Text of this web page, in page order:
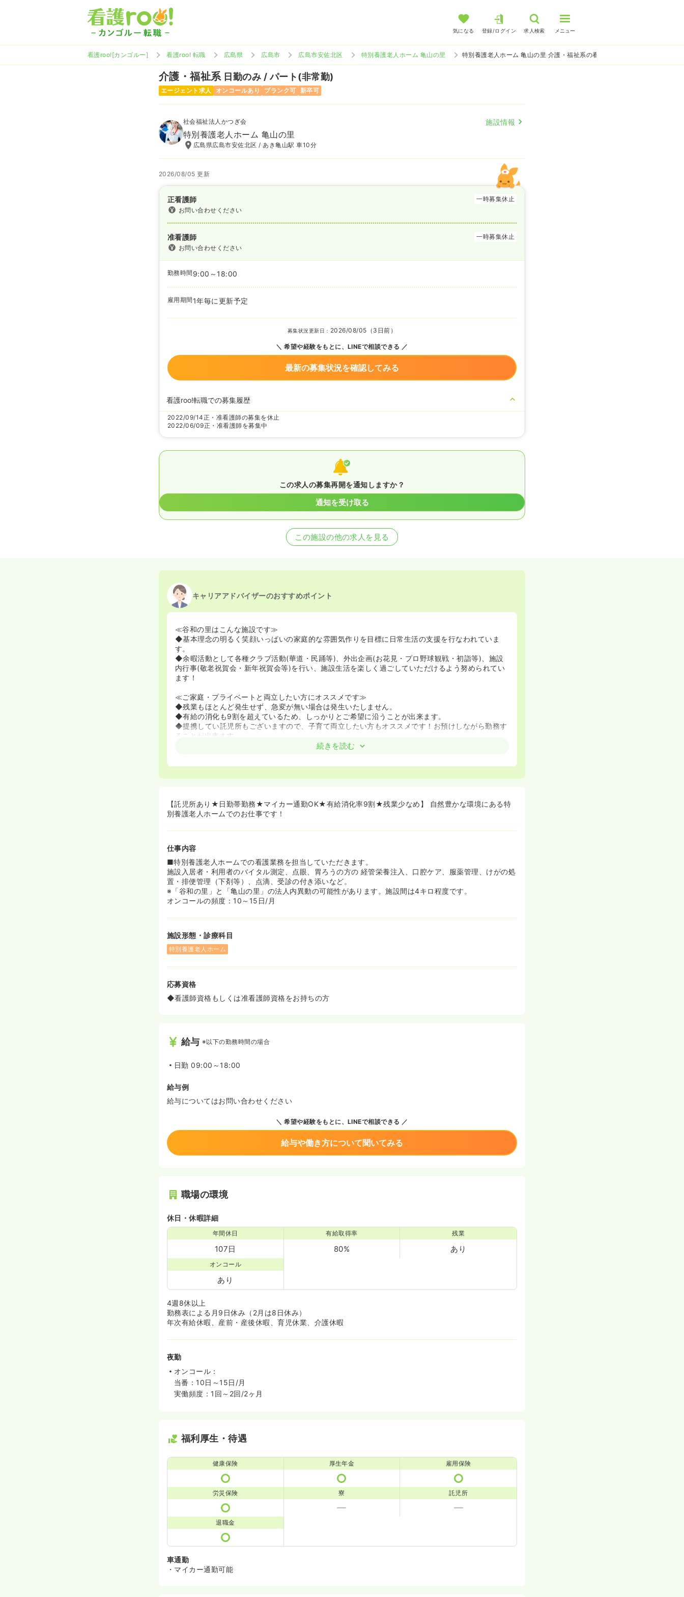
気になる 登録/ログイン 求人検索 メニュー
看護roo![カンゴルー] 看護roo! 転職 広島県 広島市 広島市安佐北区 特別養護老人ホーム 亀山の里 特別養護老人ホーム 亀山の里 介護・福祉系の看護師求人
介護・福祉系 日勤のみ / パート(非常勤)
エージェント求人 オンコールあり ブランク可 新卒可
社会福祉法人かつぎ会 施設情報
特別養護老人ホーム 亀山の里
広島県広島市安佐北区 / あき亀山駅 車10分
2026/08/05 更新
正看護師
一時募集休止
お問い合わせください
准看護師
一時募集休止
お問い合わせください
勤務時間 9:00～18:00
雇用期間 1年毎に更新予定
募集状況更新日： 2026/08/05（3日前）
希望や経験をもとに、LINEで相談できる
最新の募集状況を確認してみる
看護roo!転職での募集履歴
2022/09/14正・准看護師の募集を休止
2022/06/09正・准看護師を募集中
この求人の募集再開を通知しますか？
通知を受け取る
この施設の他の求人を見る
キャリアアドバイザーのおすすめポイント
≪谷和の里はこんな施設です≫
◆基本理念の明るく笑顔いっぱいの家庭的な雰囲気作りを目標に日常生活の支援を行なわれていま
す。
◆余暇活動として各種クラブ活動(華道・民踊等)、外出企画(お花見・プロ野球観戦・初詣等)、施設
内行事(敬老祝賀会・新年祝賀会等)を行い、施設生活を楽しく過ごしていただけるよう努められてい
ます！
≪ご家庭・プライベートと両立したい方にオススメです≫
◆残業もほとんど発生せず、急変が無い場合は発生いたしません。
◆有給の消化も9割を超えているため、しっかりとご希望に沿うことが出来ます。
◆提携してい託児所もございますので、子育て両立したい方もオススメです！お預けしながら勤務す
ることが出来ます。
続きを読む
【託児所あり★日勤帯勤務★マイカー通勤OK★有給消化率9割★残業少なめ】 自然豊かな環境にある特
別養護老人ホームでのお仕事です！
仕事内容
■特別養護老人ホームでの看護業務を担当していただきます。
施設入居者・利用者のバイタル測定、点眼、胃ろうの方の 経管栄養注入、口腔ケア、服薬管理、けがの処
置・排便管理（下剤等）、点滴、受診の付き添いなど。
※「谷和の里」と「亀山の里」の法人内異動の可能性があります。施設間は4キロ程度です。
オンコールの頻度：10～15日/月
施設形態・診療科目
特別養護老人ホーム
応募資格
◆看護師資格もしくは准看護師資格をお持ちの方
給与 ※以下の勤務時間の場合
日勤 09:00～18:00
給与例
給与についてはお問い合わせください
希望や経験をもとに、LINEで相談できる
給与や働き方について聞いてみる
職場の環境
休日・休暇詳細
年間休日
107日
有給取得率
80%
残業
あり
オンコール
あり
4週8休以上
勤務表による月9日休み（2月は8日休み）
年次有給休暇、産前・産後休暇、育児休業、介護休暇
夜勤
オンコール：
当番：10日～15日/月
実働頻度：1回～2回/2ヶ月
福利厚生・待遇
健康保険 厚生年金 雇用保険
労災保険 寮 託児所
退職金
車通勤
・マイカー通勤可能